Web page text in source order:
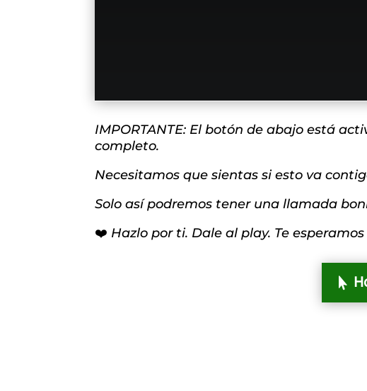
IMPORTANTE: El botón de abajo está
completo.
Necesitamos que sientas si esto va
Solo así podremos tener una llamada
❤️ Hazlo por ti. Dale al play. Te